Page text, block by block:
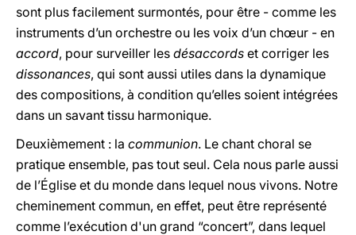
sont plus facilement surmontés, pour être - comme les
instruments d’un orchestre ou les voix d’un chœur - en
accord, pour surveiller les désaccords et corriger les
dissonances, qui sont aussi utiles dans la dynamique
des compositions, à condition qu’elles soient intégrées
dans un savant tissu harmonique.
Deuxièmement : la communion. Le chant choral se
pratique ensemble, pas tout seul. Cela nous parle aussi
de l’Église et du monde dans lequel nous vivons. Notre
cheminement commun, en effet, peut être représenté
comme l’exécution d'un grand “concert”, dans lequel